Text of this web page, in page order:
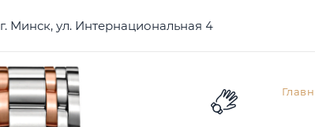
г. Минск, ул. Интернациональная 4